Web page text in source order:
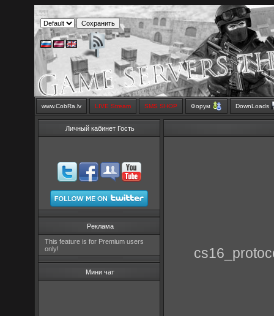
www.CobRa.lv LIVE Stream SMS SHOP Форум DownLoads
Личный кабинет Гость
Реклама
This feature is for Premium users
only!
Мини чат